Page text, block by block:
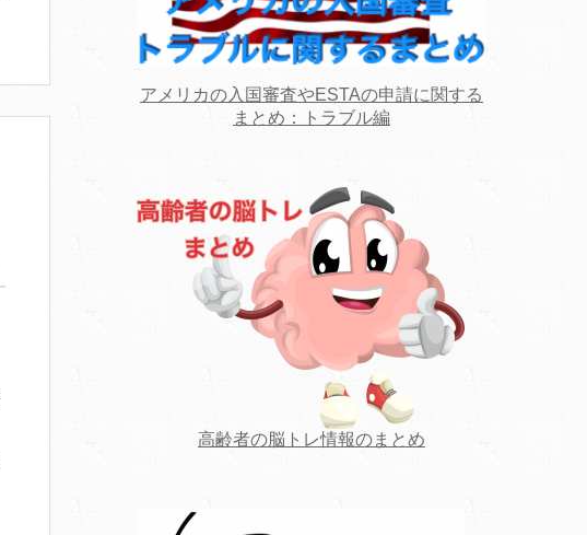
アメリカの入国審査やESTAの申請に関する
まとめ：トラブル編
高齢者の脳トレ情報のまとめ